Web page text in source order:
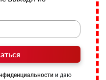
и даю